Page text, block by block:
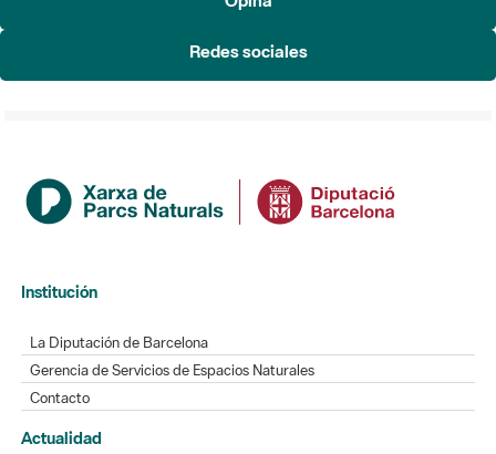
Redes sociales
Institución
La Diputación de Barcelona
Gerencia de Servicios de Espacios Naturales
Contacto
Actualidad